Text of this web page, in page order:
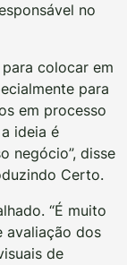
no
colocar em
para
em processo
ideia é
negócio”, disse
Certo.
“É muito
avaliação dos
de